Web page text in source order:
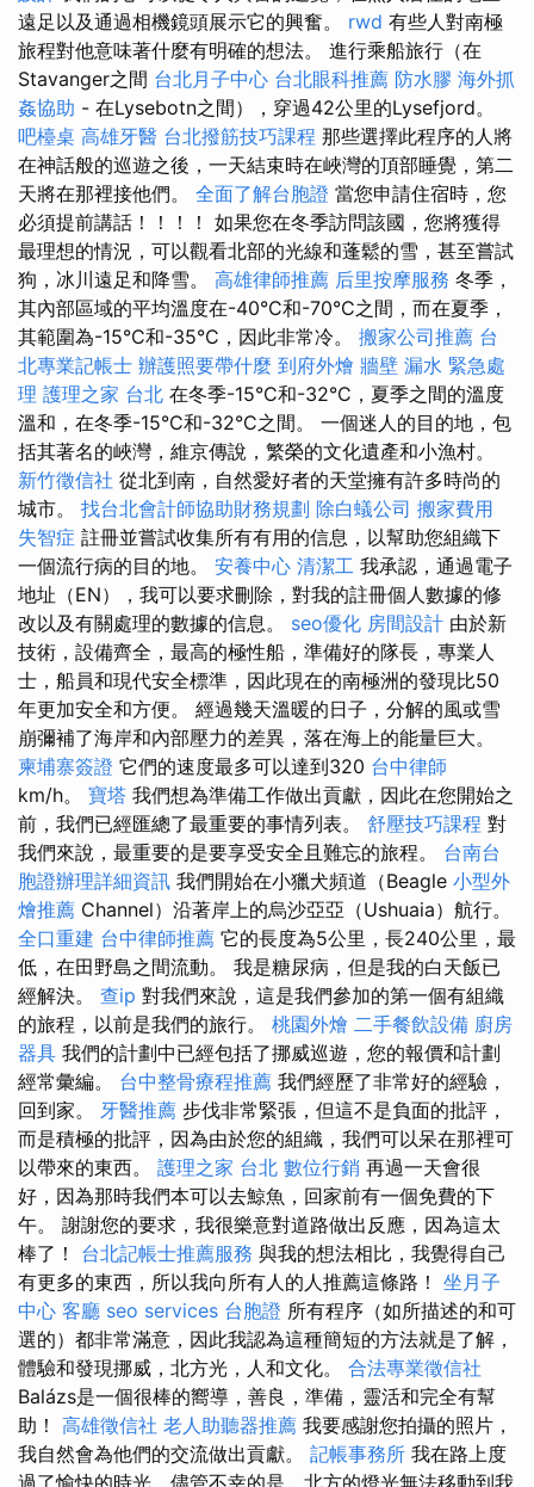
遠足以及通過相機鏡頭展示它的興奮。 rwd 有些人對南極
旅程對他意味著什麼有明確的想法。 進行乘船旅行（在
Stavanger之間 台北月子中心 台北眼科推薦 防水膠 海外抓
姦協助 - 在Lysebotn之間），穿過42公里的Lysefjord。
吧檯桌 高雄牙醫 台北撥筋技巧課程 那些選擇此程序的人將
在神話般的巡遊之後，一天結束時在峽灣的頂部睡覺，第二
天將在那裡接他們。 全面了解台胞證 當您申請住宿時，您
必須提前講話！！！！ 如果您在冬季訪問該國，您將獲得
最理想的情況，可以觀看北部的光線和蓬鬆的雪，甚至嘗試
狗，冰川遠足和降雪。 高雄律師推薦 后里按摩服務 冬季，
其內部區域的平均溫度在-40°C和-70°C之間，而在夏季，
其範圍為-15°C和-35°C，因此非常冷。 搬家公司推薦 台
北專業記帳士 辦護照要帶什麼 到府外燴 牆壁 漏水 緊急處
理 護理之家 台北 在冬季-15°C和-32°C，夏季之間的溫度
溫和，在冬季-15°C和-32°C之間。 一個迷人的目的地，包
括其著名的峽灣，維京傳說，繁榮的文化遺產和小漁村。
新竹徵信社 從北到南，自然愛好者的天堂擁有許多時尚的
城市。 找台北會計師協助財務規劃 除白蟻公司 搬家費用
失智症 註冊並嘗試收集所有有用的信息，以幫助您組織下
一個流行病的目的地。 安養中心 清潔工 我承認，通過電子
地址（EN），我可以要求刪除，對我的註冊個人數據的修
改以及有關處理的數據的信息。 seo優化 房間設計 由於新
技術，設備齊全，最高的極性船，準備好的隊長，專業人
士，船員和現代安全標準，因此現在的南極洲的發現比50
年更加安全和方便。 經過幾天溫暖的日子，分解的風或雪
崩彌補了海岸和內部壓力的差異，落在海上的能量巨大。
柬埔寨簽證 它們的速度最多可以達到320 台中律師
km/h。 寶塔 我們想為準備工作做出貢獻，因此在您開始之
前，我們已經匯總了最重要的事情列表。 舒壓技巧課程 對
我們來說，最重要的是要享受安全且難忘的旅程。 台南台
胞證辦理詳細資訊 我們開始在小獵犬頻道（Beagle 小型外
燴推薦 Channel）沿著岸上的烏沙亞亞（Ushuaia）航行。
全口重建 台中律師推薦 它的長度為5公里，長240公里，最
低，在田野島之間流動。 我是糖尿病，但是我的白天飯已
經解決。 查ip 對我們來說，這是我們參加的第一個有組織
的旅程，以前是我們的旅行。 桃園外燴 二手餐飲設備 廚房
器具 我們的計劃中已經包括了挪威巡遊，您的報價和計劃
經常彙編。 台中整骨療程推薦 我們經歷了非常好的經驗，
回到家。 牙醫推薦 步伐非常緊張，但這不是負面的批評，
而是積極的批評，因為由於您的組織，我們可以呆在那裡可
以帶來的東西。 護理之家 台北 數位行銷 再過一天會很
好，因為那時我們本可以去鯨魚，回家前有一個免費的下
午。 謝謝您的要求，我很樂意對道路做出反應，因為這太
棒了！ 台北記帳士推薦服務 與我的想法相比，我覺得自己
有更多的東西，所以我向所有人的人推薦這條路！ 坐月子
中心 客廳 seo services 台胞證 所有程序（如所描述的和可
選的）都非常滿意，因此我認為這種簡短的方法就是了解，
體驗和發現挪威，北方光，人和文化。 合法專業徵信社
Balázs是一個很棒的嚮導，善良，準備，靈活和完全有幫
助！ 高雄徵信社 老人助聽器推薦 我要感謝您拍攝的照片，
我自然會為他們的交流做出貢獻。 記帳事務所 我在路上度
過了愉快的時光，儘管不幸的是，北方的燈光無法移動到我